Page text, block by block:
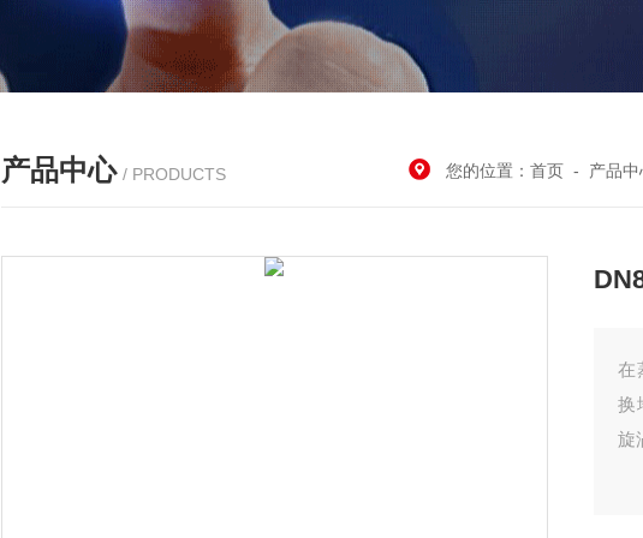
产品中心 / PRODUCTS 您的位置：首页 - 产品
在
换
旋